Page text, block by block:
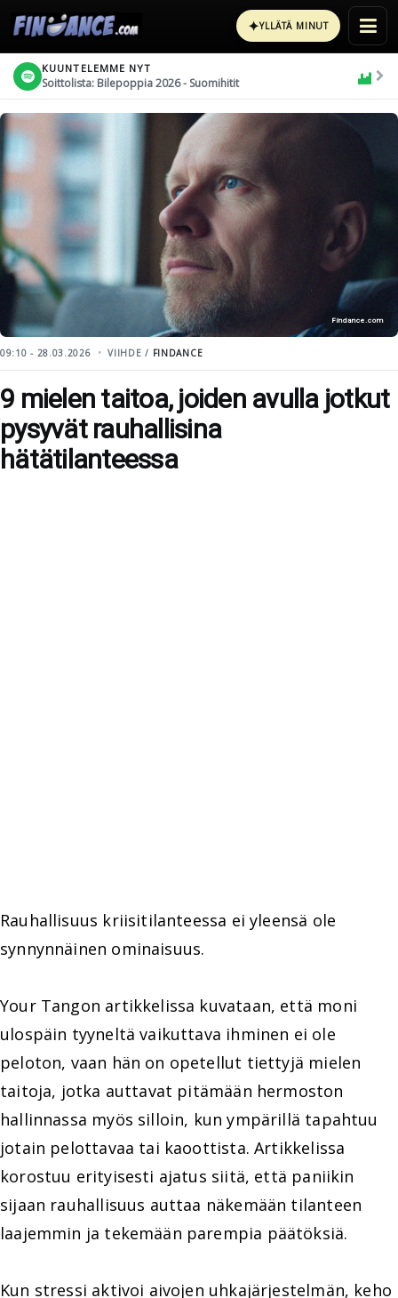
✦YLLÄTÄ MINUT
KUUNTELEMME NYT
Soittolista: Bilepoppia 2026 - Suomihitit
Findance.com
09:10 - 28.03.2026 VIIHDE / FINDANCE
9 mielen taitoa, joiden avulla jotkut
pysyvät rauhallisina
hätätilanteessa
Rauhallisuus kriisitilanteessa ei yleensä ole
synnynnäinen ominaisuus.
Your Tangon artikkelissa kuvataan, että moni
ulospäin tyyneltä vaikuttava ihminen ei ole
peloton, vaan hän on opetellut tiettyjä mielen
taitoja, jotka auttavat pitämään hermoston
hallinnassa myös silloin, kun ympärillä tapahtuu
jotain pelottavaa tai kaoottista. Artikkelissa
korostuu erityisesti ajatus siitä, että paniikin
sijaan rauhallisuus auttaa näkemään tilanteen
laajemmin ja tekemään parempia päätöksiä.
Kun stressi aktivoi aivojen uhkajärjestelmän, keho